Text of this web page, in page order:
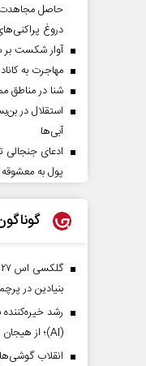
حاصل مجاهدت
دروغ
آوار شکست بر
مهاجرت به
شنا در مناطق
استقلال در
آبی‌ها
ادعای جنجالی
پول به معشوقه
بنیادین در
رشد
(AI)؛ از هیجان تا زیرساخت‌های واقعی
انقلاب